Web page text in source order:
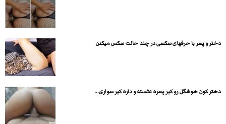
دختر و پسر با حرفهای سکسی در چند حالت سکس میکنن
دختر کون خوشگل رو کیر پسره نشسته و داره کیر سواری...